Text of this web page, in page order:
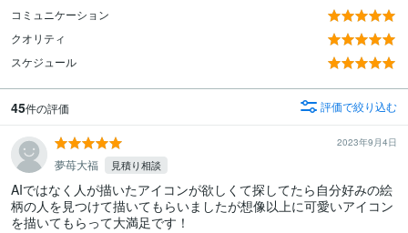
コミュニケーション
クオリティ
スケジュール
45件の評価 評価で絞り込む
2023年9月4日
夢苺大福 見積り相談
AIではなく人が描いたアイコンが欲しくて探してたら自分好みの絵
柄の人を見つけて描いてもらいましたが想像以上に可愛いアイコン
を描いてもらって大満足です！